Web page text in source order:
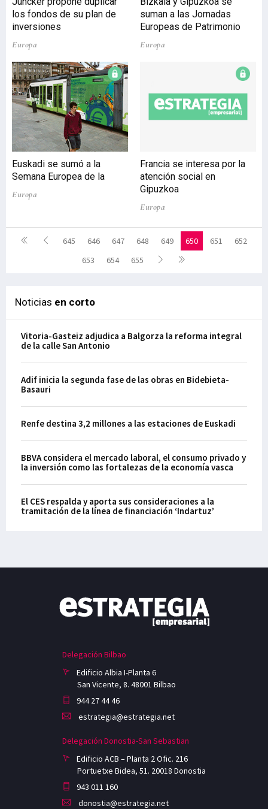
los fondos de su plan de
inversiones
Europa
suman a las Jornadas
Europeas de Patrimonio
Europa
Euskadi se sumó a la
Semana Europea de la
Europa
Francia se interesa por la
atención social en
Gipuzkoa
Europa
645 646 647 648 649 650 651
652
653
654 655
Noticias en corto
Vitoria-Gasteiz adjudica a Balgorza la reforma integral
de la calle San Antonio
Adif inicia la segunda fase de las obras en Bidebieta-
Basauri
Renfe destina 3,2 millones a las estaciones de Euskadi
BBVA considera el mercado laboral, el consumo privado y
la inversión como las fortalezas de la economía vasca
El CES respalda y aporta sus consideraciones a la
tramitación de la línea de financiación ‘Indartuz’
Delegación Bilbao
Edificio Albia I-Planta 6
San Vicente, 8. 48001 Bilbao
944 27 44 46
estrategia@estrategia.net
Delegación Donostia-San Sebastian
Edificio ACB – Planta 2 Ofic. 216
Portuetxe Bidea, 51. 20018 Donostia
943 011 160
donostia@estrategia.net